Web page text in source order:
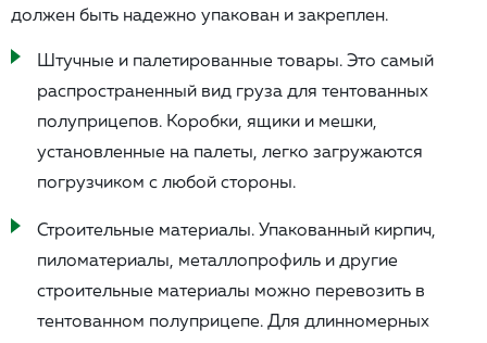
должен быть надежно упакован и закреплен.
Штучные и палетированные товары. Это самый
распространенный вид груза для тентованных
полуприцепов. Коробки, ящики и мешки,
установленные на палеты, легко загружаются
погрузчиком с любой стороны.
Строительные материалы. Упакованный кирпич,
пиломатериалы, металлопрофиль и другие
строительные материалы можно перевозить в
тентованном полуприцепе. Для длинномерных